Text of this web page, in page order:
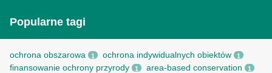
Popularne tagi
ochrona obszarowa 1 ochrona indywidualnych obiektów 1
finansowanie ochrony przyrody 1 area-based conservation 1